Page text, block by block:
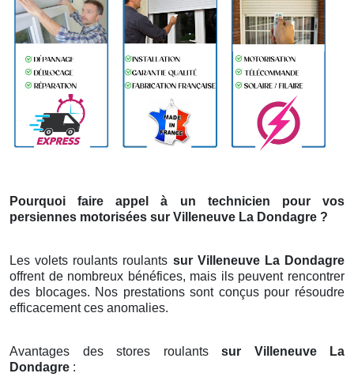
Pourquoi faire appel à un technicien pour vos
persiennes motorisées sur Villeneuve La Dondagre ?
Les volets roulants roulants sur Villeneuve La Dondagre
offrent de nombreux bénéfices, mais ils peuvent rencontrer
des blocages. Nos prestations sont conçus pour résoudre
efficacement ces anomalies.
Avantages des stores roulants sur Villeneuve La
Dondagre :